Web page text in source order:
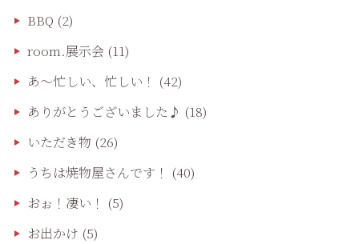
BBQ (2)
room.展示会(11)
あ〜忙しい、忙しい！ (42)
ありがとうございました♪ (18)
いただき物 (26)
うちは焼物屋さんです！ (40)
おぉ！凄い！ (5)
お出かけ (5)